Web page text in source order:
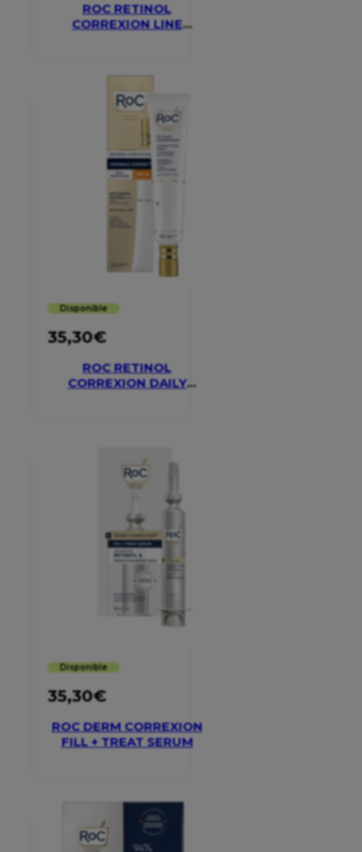
ROC RETINOL
CORREXION LINE
Disponible
35,30€
ROC RETINOL
CORREXION DAILY
Disponible
35,30€
ROC DERM CORREXION
FILL + TREAT SERUM